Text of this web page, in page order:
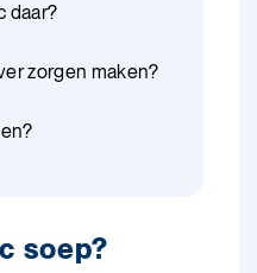
daar?
zorgen maken?
soep?